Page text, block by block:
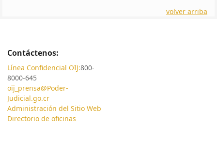
volver arriba
Contáctenos:
Línea Confidencial OIJ:800-
8000-645
oij_prensa@Poder-
Judicial.go.cr
Administración del Sitio Web
Directorio de oficinas